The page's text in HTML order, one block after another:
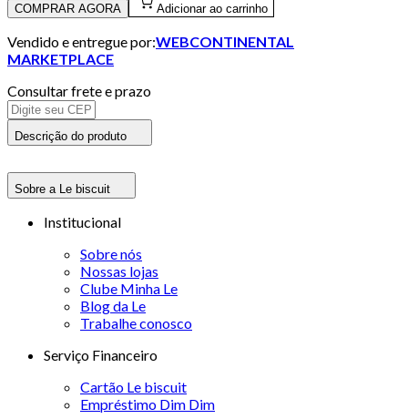
COMPRAR AGORA Adicionar ao carrinho
Vendido e entregue por:WEBCONTINENTAL
MARKETPLACE
Consultar frete e prazo
Descrição do produto
Sobre a Le biscuit
Institucional
Sobre nós
Nossas lojas
Clube Minha Le
Blog da Le
Trabalhe conosco
Serviço Financeiro
Cartão Le biscuit
Empréstimo Dim Dim